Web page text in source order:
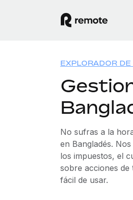
EXPLORADOR DE
No sufras a la
en Bangladés.
los impuestos, el
sobre acciones
fácil de usar.